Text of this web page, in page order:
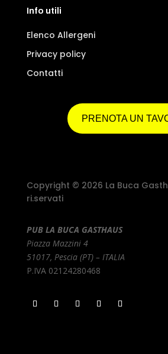
Info utili
Elenco Allergeni
Privacy policy
Contatti
PRENOTA UN
Copyright © 2026 La Buca
ri.servati
PUB LA BUCA GASTHAUS
Piazza Mazzini 4
51017, Pescia (PT) – ITALIA
P.IVA 02124280468